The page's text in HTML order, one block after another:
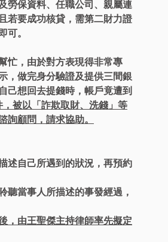
勞保資料、任職公司、親屬連
若要成功核貸，需第二財力證
。
忙，由於對方表現得非常專
，做完身分驗證及提供三間銀
己想回去提錢時，帳戶竟遭到
被以「詐欺取財、洗錢」等
詢顧問，請求協助。
述自己所遇到的狀況，再預約
聽當事人所描述的事發經過，
，由王聖傑主持律師率先擬定